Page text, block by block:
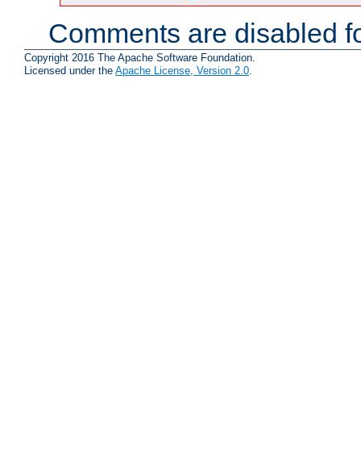
Comments are disabled
Copyright 2016 The Apache Software Foundation.
Licensed under the Apache License, Version 2.0.